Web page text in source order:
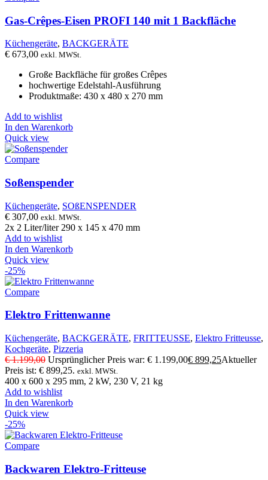
Gas-Crêpes-Eisen PROFI 140 mit 1 Backfläche
Küchengeräte, BACKGERÄTE
€ 673,00 exkl. MWSt.
Große Backfläche für großes Crêpes
hochwertige Edelstahl-Ausführung
Produktmaße: 430 x 480 x 270 mm
Add to wishlist
In den Warenkorb
Quick view
Compare
Soßenspender
Küchengeräte, SOßENSPENDER
€ 307,00 exkl. MWSt.
2x 2 Liter/liter 290 x 145 x 470 mm
Add to wishlist
In den Warenkorb
Quick view
-25%
Compare
Elektro Frittenwanne
Küchengeräte, BACKGERÄTE, FRITTEUSSE, Elektro Fritteusse,
Kochgeräte, Pizzeria
€1.199,00 Ursprünglicher Preis war: € 1.199,00€ 899,25Aktueller
Preis ist: € 899,25. exkl. MWSt.
400 x 600 x 295 mm, 2 kW, 230 V, 21 kg
Add to wishlist
In den Warenkorb
Quick view
-25%
Compare
Backwaren Elektro-Fritteuse